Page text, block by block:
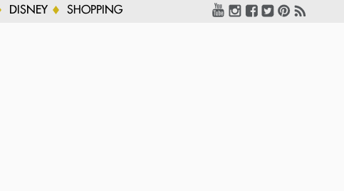
DISNEY SHOPPING